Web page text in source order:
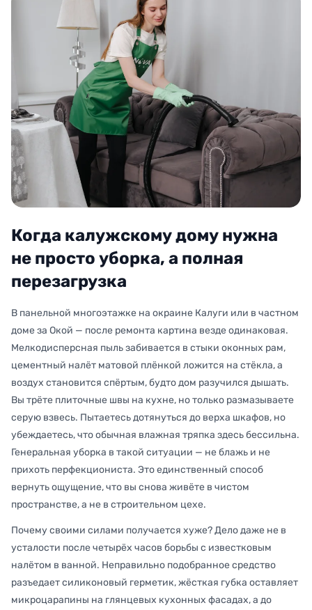
Когда калужскому дому нужна
не просто уборка, а полная
перезагрузка
В панельной многоэтажке на окраине Калуги или в частном
доме за Окой — после ремонта картина везде одинаковая.
Мелкодисперсная пыль забивается в стыки оконных рам,
цементный налёт матовой плёнкой ложится на стёкла, а
воздух становится спёртым, будто дом разучился дышать.
Вы трёте плиточные швы на кухне, но только размазываете
серую взвесь. Пытаетесь дотянуться до верха шкафов, но
убеждаетесь, что обычная влажная тряпка здесь бессильна.
Генеральная уборка в такой ситуации — не блажь и не
прихоть перфекциониста. Это единственный способ
вернуть ощущение, что вы снова живёте в чистом
пространстве, а не в строительном цехе.
Почему своими силами получается хуже? Дело даже не в
усталости после четырёх часов борьбы с известковым
налётом в ванной. Неправильно подобранное средство
разъедает силиконовый герметик, жёсткая губка оставляет
микроцарапины на глянцевых кухонных фасадах, а до